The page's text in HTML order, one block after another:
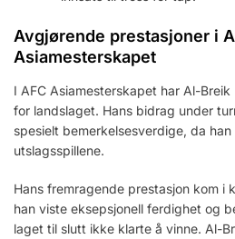
Avgjørende prestasjoner i
Asiamesterskapet
I AFC Asiamesterskapet har Al-
for landslaget. Hans bidrag under
spesielt bemerkelsesverdige, da
utslagsspillene.
Hans fremragende prestasjon kom i
han viste eksepsjonell ferdighet og
laget til slutt ikke klarte å vinne. Al-